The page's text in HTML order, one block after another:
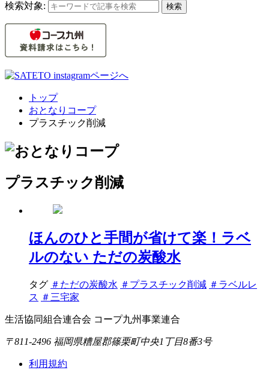
検索対象: 検索
トップ
おとなりコープ
プラスチック削減
プラスチック削減
ほんのひと手間が省けて楽！ラベ
ルのない ただの炭酸水
タグ ＃ただの炭酸水 ＃プラスチック削減 ＃ラベルレ
ス ＃三宅家
生活協同組合連合会 コープ九州事業連合
〒811-2496 福岡県糟屋郡篠栗町中央1丁目8番3号
利用規約